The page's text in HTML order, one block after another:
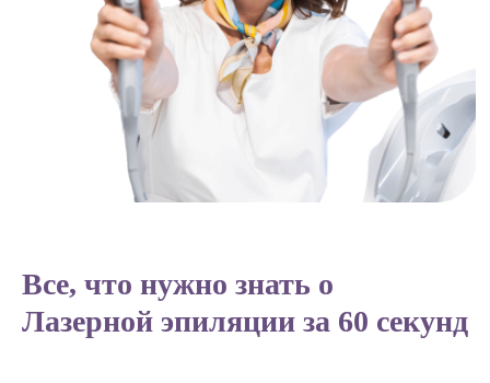
Все, что нужно знать о
Лазерной эпиляции за 60 секунд